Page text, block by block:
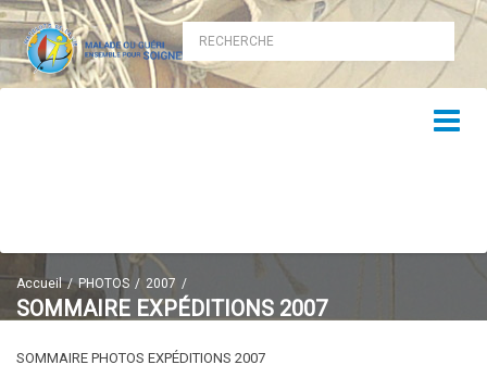
Accueil PHOTOS 2007
SOMMAIRE EXPÉDITIONS 2007
SOMMAIRE PHOTOS EXPÉDITIONS 2007